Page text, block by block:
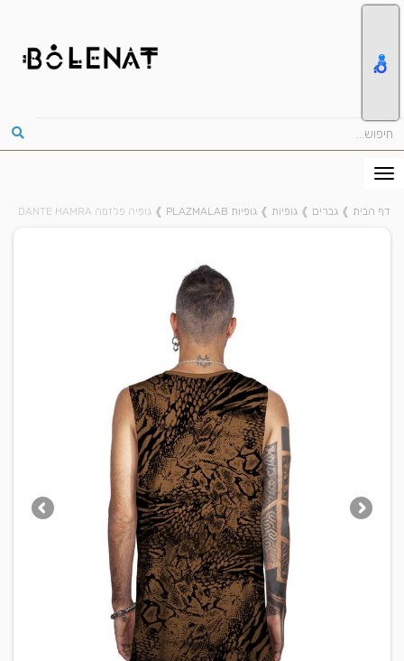
דף הבית ❱ גברים ❱ גופיות ❱ גופיות PLAZMALAB ❱ גופיה פלזמה DANTE HAMRA